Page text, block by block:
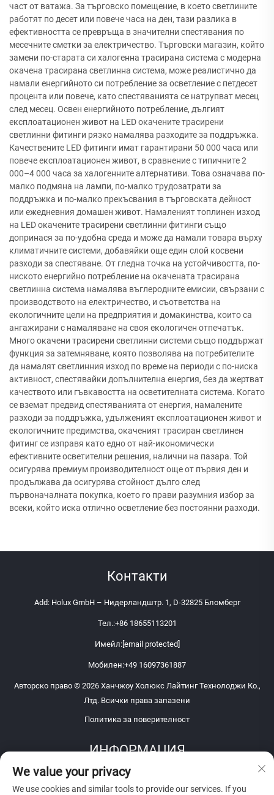
част от ватажа. За търговско помещение, в което светлините
работят по десет или повече часа на ден, тази разлика в
ефективността се превръща в значителни спестявания по
месечните сметки за електричество. Търговски магазин, който
замени по-старата си халогенна трасирана система с модерна
окачена трасирана светлинна система, може реалистично да
намали енергийното си потребление за осветление с петдесет
процента или повече, като спестяванията се натрупват месец
след месец. Освен енергийното потребление, дългият
експлоатационен живот на LED окачените трасирени
светлинни фитинги рязко намалява разходите за поддръжка.
Качествените LED фитинги имат гарантирани 50 000 часа или
повече експлоатационен живот, в сравнение с типичните 2
000–4 000 часа за халогенните алтернативи. Това означава по-
малко подмяна на лампи, по-малко трудозатрати за
поддръжка и по-малко прекъсвания в търговската дейност
или ежедневния домашен живот. Намаленият топлинен изход
на LED окачените трасирени светлинни фитинги също
допринася за по-удобна среда и може да намали товара върху
климатичните системи, добавяйки още един слой косвени
разходи за спестяване. От гледна точка на устойчивостта, по-
ниското енергийно потребление на окачената трасирана
светлинна система намалява въглеродните емисии, свързани с
производството на електричество, и съответства на
екологичните цели на предприятия и домакинства, които са
ангажирани с намаляване на своя екологичен отпечатък.
Много окачени трасирени светлинни системи също поддържат
функция за затемняване, която позволява на потребителите
да намалят светлинния изход по време на периоди с по-ниска
активност, спестявайки допълнителна енергия, без да жертват
качеството или гъвкавостта на осветителната система. Когато
се вземат предвид спестяванията от енергия, намалените
разходи за поддръжка, удълженият експлоатационен живот и
екологичните предимства, окаченият трасиран светлинен
фитинг се изправя като едно от най-икономически
ефективните осветителни решения, налични на пазара. Той
осигурява премиум производителност още от първия ден и
продължава да осигурява стойност дълго след
първоначалната покупка, което го прави разумния избор за
всеки, който иска отлично осветление без постоянни разходи.
Контакти
Add: Holux GmbH – Нидерландштр. 1, D-32825 Бломберг
Тел.:+86 18655113201
Имейл:[email protected]
Мобилен:+49 16097361887
Авторско право © 2026 Ханчжоу Холюкс Лайтинг Технолоджи Ко.,
Лтд. Всички права запазени
Политика за поверителност
ИНФОРМАЦИЯ
Запишете се, за да получавате нашия седмичен бюлетин
We value your privacy
We use cookies and similar tools to provide our services. If you